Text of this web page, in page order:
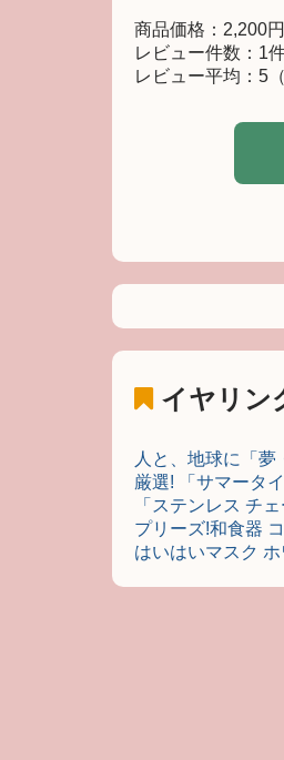
商品価格：2,200円
レビュー件数：1
レビュー平均：5
イヤリン
人と、地球に「夢
厳選! 「サマータ
「ステンレス チ
プリーズ!和食器
はいはいマスク